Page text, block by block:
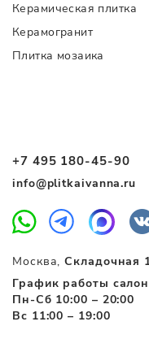
+7 495 180-45-90
info@plitkaivanna.ru
Москва,Складочная
График работы
Пн-Сб 10:00 – 20:00
Вс 11:00 – 19:00
Керамическая плитка
Керамогранит
Плитка мозаика